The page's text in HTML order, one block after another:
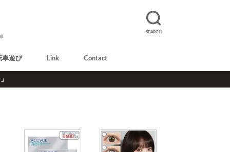
SEARCH
車遊び Link Contact